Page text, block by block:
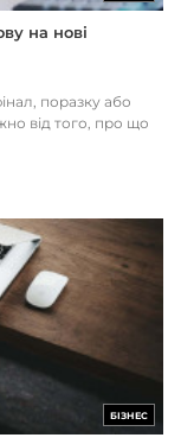
на нові
поразку або
від того, про що
БІЗНЕС